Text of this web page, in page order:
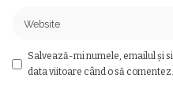
Salvează-mi numele, emailul și
data viitoare când o să comentez.